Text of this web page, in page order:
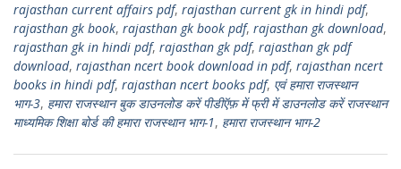
rajasthan current affairs pdf, rajasthan current gk in hindi pdf,
rajasthan gk book, rajasthan gk book pdf, rajasthan gk download,
rajasthan gk in hindi pdf, rajasthan gk pdf, rajasthan gk pdf
download, rajasthan ncert book download in pdf, rajasthan ncert
books in hindi pdf, rajasthan ncert books pdf, एवं हमारा राजस्थान
भाग-3, हमारा राजस्थान बुक डाउनलोड करें पीडीऍफ़ में फ्री में डाउनलोड करें राजस्थान
माध्यमिक शिक्षा बोर्ड की हमारा राजस्थान भाग-1, हमारा राजस्थान भाग-2